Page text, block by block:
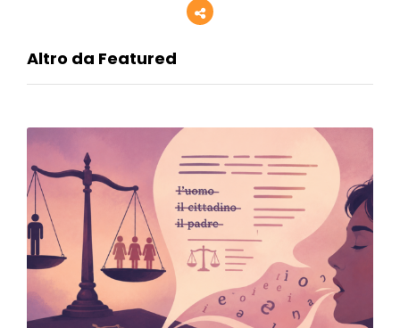
Altro da Featured